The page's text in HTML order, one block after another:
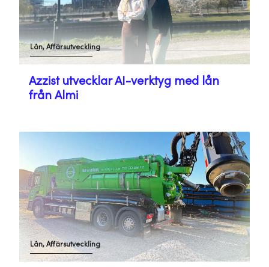
Azzist utvecklar AI-verktyg med lån
från Almi
Lån, Affärsutveckling
Lån, Affärsutveckling